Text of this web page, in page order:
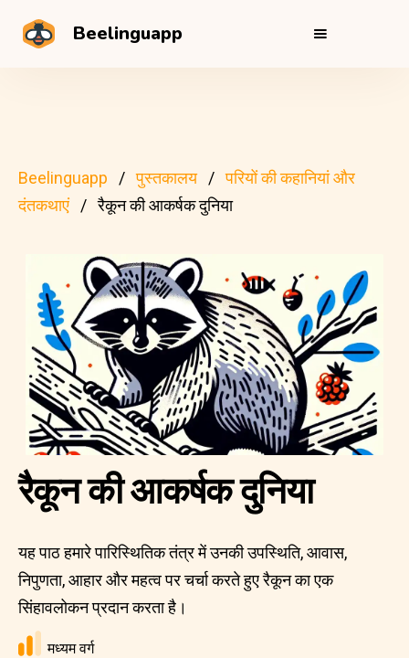
Beelinguapp
Beelinguapp पुस्तकालय
परियों की कहानियां और
दंतकथाएं
रैकून की आकर्षक दुनिया
रैकून की आकर्षक दुनिया
यह पाठ हमारे पारिस्थितिक तंत्र में उनकी उपस्थिति, आवास,
निपुणता, आहार और महत्व पर चर्चा करते हुए रैकून का एक
सिंहावलोकन प्रदान करता है।
मध्यम वर्ग